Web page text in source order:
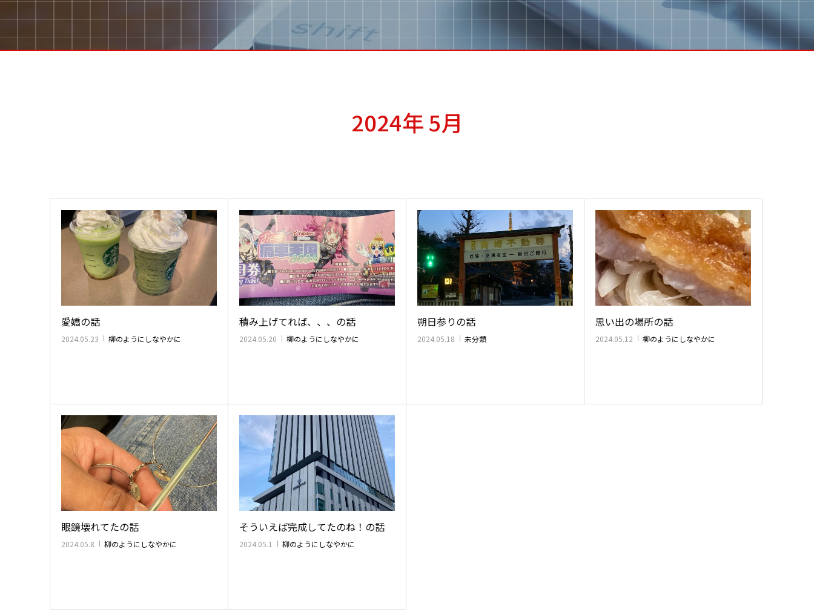
2024年 5月
愛嬌の話
2024.05.23 柳のようにしなやかに
積み上げてれば、、、の話
2024.05.20 柳のようにしなやかに
朔日参りの話
2024.05.18 未分類
思い出の場所の話
2024.05.12 柳のようにしなやかに
眼鏡壊れてたの話
2024.05.8 柳のようにしなやかに
そういえば完成してたのね！の話
2024.05.1 柳のようにしなやかに